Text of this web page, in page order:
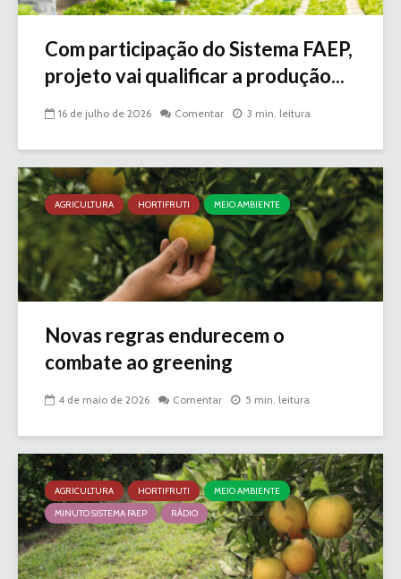
Com participação do Sistema FAEP,
projeto vai qualificar a produção...
16 de julho de 2026 Comentar 3 min. leitura
AGRICULTURA HORTIFRUTI MEIO AMBIENTE
Novas regras endurecem o
combate ao greening
4 de maio de 2026 Comentar 5 min. leitura
AGRICULTURA HORTIFRUTI
MEIO AMBIENTE
MINUTO SISTEMA FAEP
RÁDIO